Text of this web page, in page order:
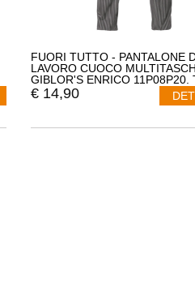
FUORI TUTTO - PANTALONE
LAVORO CUOCO
GIBLOR'S ENRICO 11P08P20.
XS COLORE NERO
€ 14,90